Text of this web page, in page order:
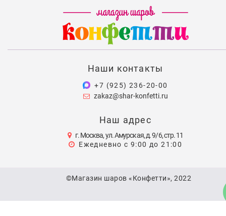
Наши контакты
+7 (925) 236-20-00
zakaz@shar-konfetti.ru
Наш адрес
г. Москва, ул. Амурская, д. 9/6, стр. 11
Ежедневно с 9:00 до 21:00
©Магазин шаров «Конфетти», 2022